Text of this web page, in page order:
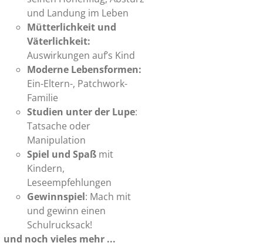
und Landung im Leben
Mütterlichkeit und
Väterlichkeit:
Auswirkungen auf’s Kind
Moderne Lebensformen:
Ein-Eltern-, Patchwork-
Familie
Studien unter der Lupe:
Tatsache oder
Manipulation
Spiel und Spaß mit
Kindern,
Leseempfehlungen
Gewinnspiel: Mach mit
und gewinn einen
Schulrucksack!
und noch vieles mehr ...